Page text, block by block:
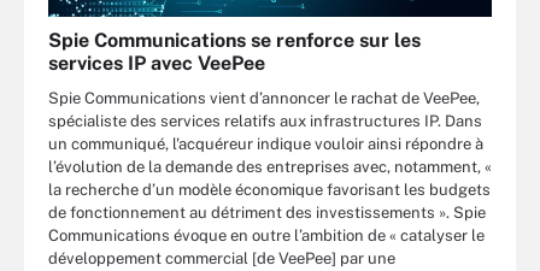
Spie Communications se renforce sur les
services IP avec VeePee
Spie Communications vient d’annoncer le rachat de VeePee,
spécialiste des services relatifs aux infrastructures IP. Dans
un communiqué, l'acquéreur indique vouloir ainsi répondre à
l’évolution de la demande des entreprises avec, notamment, «
la recherche d’un modèle économique favorisant les budgets
de fonctionnement au détriment des investissements ». Spie
Communications évoque en outre l’ambition de « catalyser le
développement commercial [de VeePee] par une